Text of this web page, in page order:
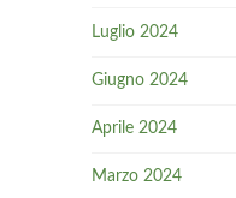
Luglio 2024
Giugno 2024
Aprile 2024
Marzo 2024